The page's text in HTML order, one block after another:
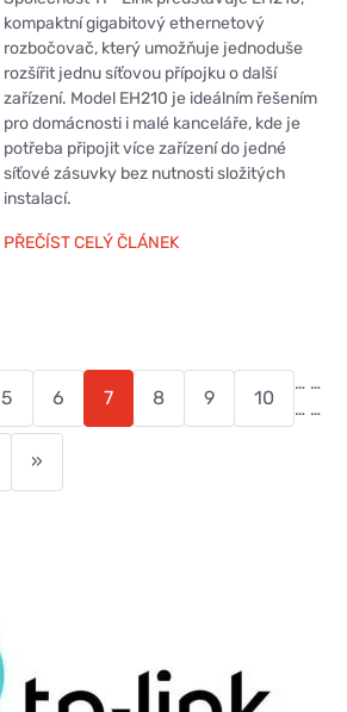
kompaktní gigabitový ethernetový
rozbočovač, který umožňuje jednoduše
rozšířit jednu síťovou přípojku o další
zařízení. Model EH210 je ideálním řešením
pro domácnosti i malé kanceláře, kde je
potřeba připojit více zařízení do jedné
síťové zásuvky bez nutnosti složitých
instalací.
PŘEČÍST CELÝ ČLÁNEK
…
5 6 7 8 9 10
…
… …
»